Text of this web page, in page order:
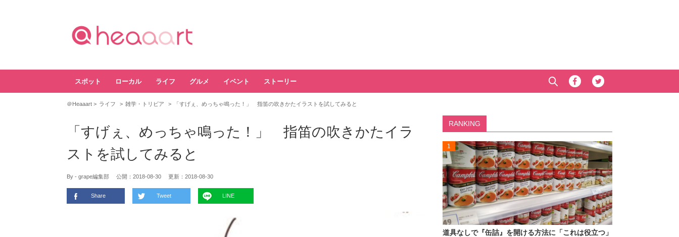
スポット ローカル ライフ グルメ イベント ストーリー
＠Heaaart ライフ 雑学・トリビア 「すげぇ、めっちゃ鳴った！」 指笛の吹きかたイラストを試してみると
「すげぇ、めっちゃ鳴った！」 指笛の吹きかたイラ
ストを試してみると
By - grape編集部 公開： 2018-08-30 更新： 2018-08-30
Share Tweet LINE
RANKING
1
道具なしで『缶詰』を開ける方法に「これは役立つ」